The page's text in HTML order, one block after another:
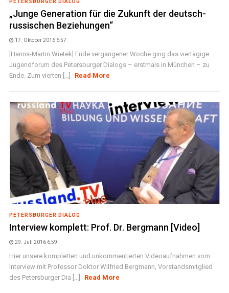
PETERSBURGER DIALOG
„Junge Generation für die Zukunft der deutsch-
russischen Beziehungen“
17. Oktober 2016 6:57
[Hanns-Martin Wietek] Ende vergangener Woche ging das viertägige
Jugendforum des Petersburger Dialogs – erstmals in München – zu
Ende. Zum vierten [...]
Read More
PETERSBURGER DIALOG
Interview komplett: Prof. Dr. Bergmann [Video]
29. Juli 2016 6:59
Hier unsere kompletten und unkommentierten Videoaufnahmen vom
Interview mit Professor Doktor Wilfried Bergmann, Vorstandsmitglied
des Petersburger Dia [...]
Read More